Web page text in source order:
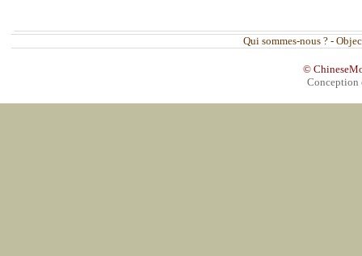
Qui sommes-nous ? -
©
Conception